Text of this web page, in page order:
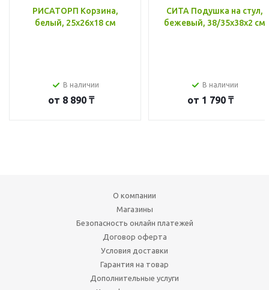
РИСАТОРП Корзина,
белый, 25x26x18 см
В наличии
от 8 890 ₸
СИТА Подушка на стул,
бежевый, 38/35x38x2 см
В наличии
от 1 790 ₸
О компании
Магазины
Безопасность онлайн платежей
Договор оферта
Условия доставки
Гарантия на товар
Дополнительные услуги